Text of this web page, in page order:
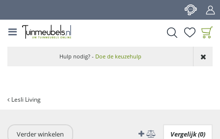
Lesli Living
aan wensenlijst
Hulp nodig? - Doe de keuzehulp
Verder winkelen Vergelijk (0)